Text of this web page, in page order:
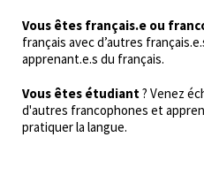
Vous êtes français.e ou
français avec d’autres
apprenant.e.s du français.
Vous êtes étudiant? Venez
d'autres francophones et
pratiquer la langue.